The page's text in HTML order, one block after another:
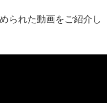
られた動画をご紹介し